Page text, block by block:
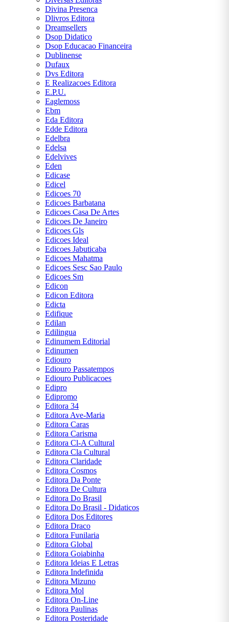
Divina Presenca
Dlivros Editora
Dreamsellers
Dsop Didatico
Dsop Educacao Financeira
Dublinense
Dufaux
Dvs Editora
E Realizacoes Editora
E.P.U.
Eaglemoss
Ebm
Eda Editora
Edde Editora
Edelbra
Edelsa
Edelvives
Eden
Edicase
Edicel
Edicoes 70
Edicoes Barbatana
Edicoes Casa De Artes
Edicoes De Janeiro
Edicoes Gls
Edicoes Ideal
Edicoes Jabuticaba
Edicoes Mahatma
Edicoes Sesc Sao Paulo
Edicoes Sm
Edicon
Edicon Editora
Edicta
Edifique
Edilan
Edilingua
Edinumem Editorial
Edinumen
Ediouro
Ediouro Passatempos
Ediouro Publicacoes
Edipro
Edipromo
Editora 34
Editora Ave-Maria
Editora Caras
Editora Carisma
Editora Cl-A Cultural
Editora Cla Cultural
Editora Claridade
Editora Cosmos
Editora Da Ponte
Editora De Cultura
Editora Do Brasil
Editora Do Brasil - Didaticos
Editora Dos Editores
Editora Draco
Editora Funilaria
Editora Global
Editora Goiabinha
Editora Ideias E Letras
Editora Indefinida
Editora Mizuno
Editora Mol
Editora On-Line
Editora Paulinas
Editora Posteridade